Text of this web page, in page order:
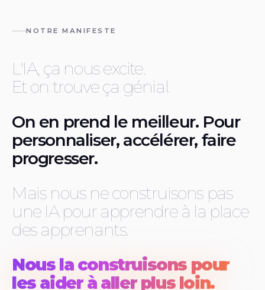
NOTRE MANIFESTE
L'IA, ça nous excite.
Et on trouve ça génial.
On en prend le meilleur. Pour
personnaliser, accélérer, faire
progresser.
Mais nous ne construisons pas
une IA pour apprendre à la place
des apprenants.
Nous la construisons pour
les aider à aller plus loin.